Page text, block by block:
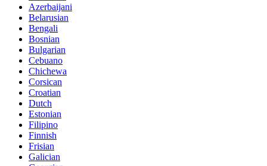
Azerbaijani
Belarusian
Bengali
Bosnian
Bulgarian
Cebuano
Chichewa
Corsican
Croatian
Dutch
Estonian
Filipino
Finnish
Frisian
Galician